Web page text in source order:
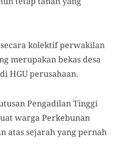
kolektif perwakilan
merupakan bekas desa
HGU perusahaan.
Pengadilan Tinggi
warga Perkebunan
atas sejarah yang pernah